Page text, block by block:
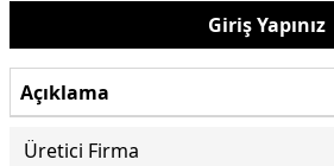
Giriş Yapınız
Açıklama
Üretici Firma